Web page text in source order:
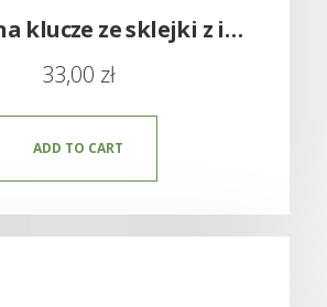
Wieszak na klucze ze sklejki z imieniem
33,00 zł
ADD TO CART